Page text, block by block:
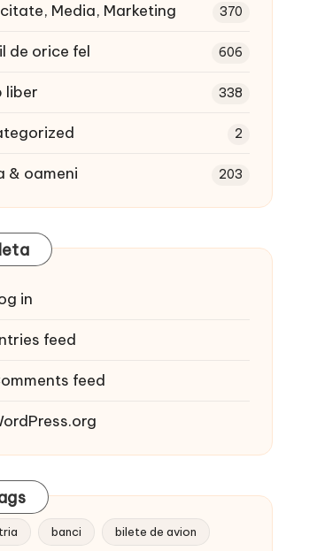
Media, Marketing 370
de orice fel 606
liber 338
2
& oameni 203
in
feed
feed
banci bilete de avion